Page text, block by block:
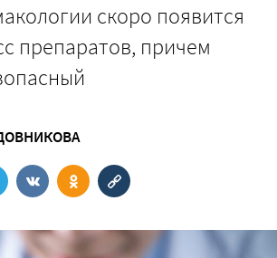
скоро появится
препаратов, причем